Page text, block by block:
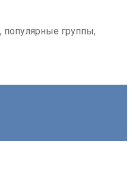
популярные группы,